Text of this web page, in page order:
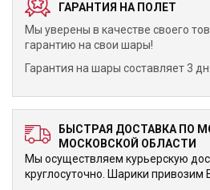
ГАРАНТИЯ НА ПОЛЕТ
Мы уверены в качестве своего
гарантию на свои шары!
Гарантия на шары составляет 3
БЫСТРАЯ ДОСТАВКА ПО
МОСКОВСКОЙ ОБЛАСТИ
Мы осуществляем курьерскую
круглосуточно. Шарики